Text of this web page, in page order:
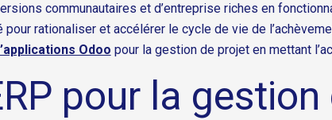
communautaires et d’entreprise riches en
rationaliser et accélérer le cycle de vie de
Odoo pour la gestion de projet en mettant
pour la